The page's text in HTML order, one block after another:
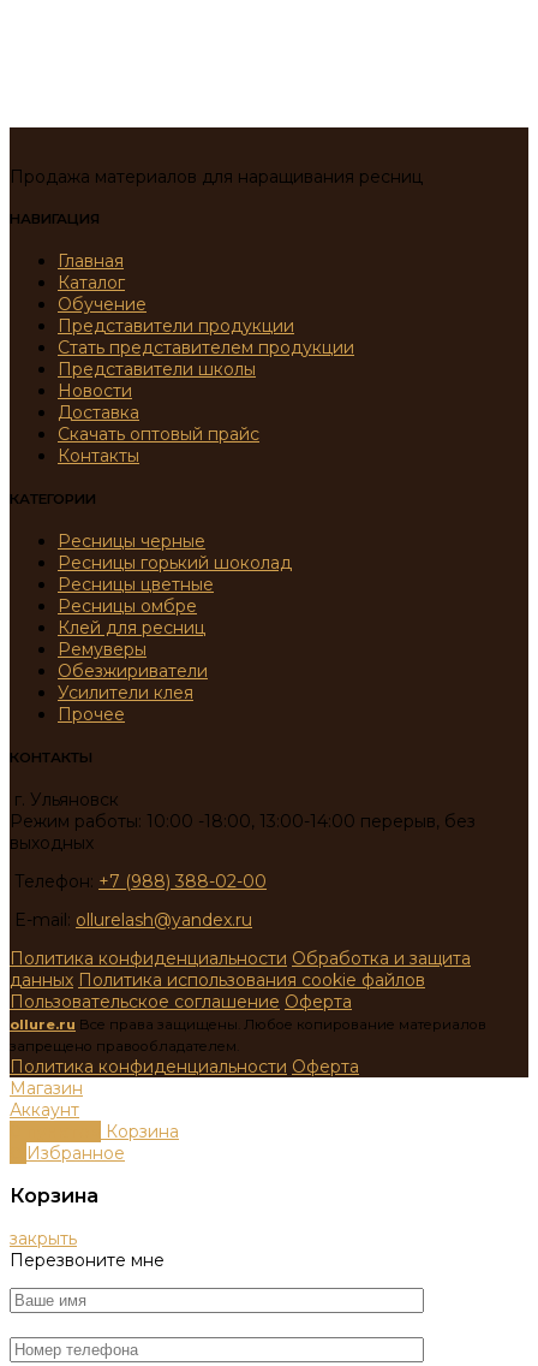
Продажа материалов для наращивания ресниц
НАВИГАЦИЯ
Главная
Каталог
Обучение
Представители продукции
Стать представителем продукции
Представители школы
Новости
Доставка
Скачать оптовый прайс
Контакты
КАТЕГОРИИ
Ресницы черные
Ресницы горький шоколад
Ресницы цветные
Ресницы омбре
Клей для ресниц
Ремуверы
Обезжириватели
Усилители клея
Прочее
КОНТАКТЫ
г. Ульяновск
Режим работы: 10:00 -18:00, 13:00-14:00 перерыв, без
выходных
Телефон: +7 (988) 388-02-00
E-mail: ollurelash@yandex.ru
Политика конфиденциальности Обработка и защита
данных Политика использования cookie файлов
Пользовательское соглашение Оферта
ollure.ru Все права защищены. Любое копирование материалов
запрещено правообладателем.
Политика конфиденциальности Оферта
Магазин
Аккаунт
Корзина
Избранное
Корзина
закрыть
Перезвоните мне